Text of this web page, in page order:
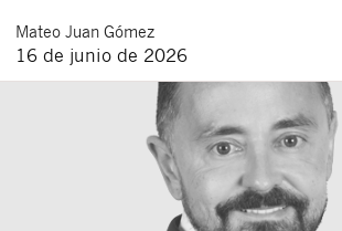
Mateo Juan Gómez
16 de junio de 2026